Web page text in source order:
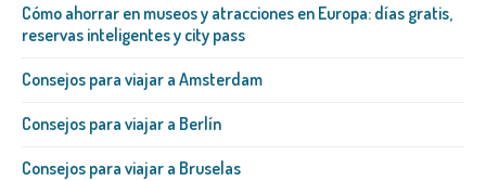
Cómo ahorrar en museos y atracciones en Europa: días gratis,
reservas inteligentes y city pass
Consejos para viajar a Amsterdam
Consejos para viajar a Berlín
Consejos para viajar a Bruselas